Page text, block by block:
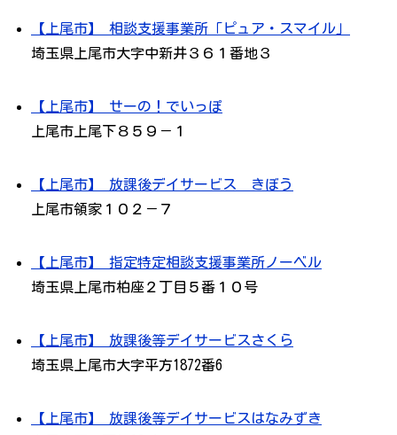
【上尾市】 相談支援事業所「ピュア・スマイル」
埼玉県上尾市大字中新井３６１番地３
【上尾市】 せーの！でいっぽ
上尾市上尾下８５９－１
【上尾市】 放課後デイサービス きぼう
上尾市領家１０２－７
【上尾市】 指定特定相談支援事業所ノーベル
埼玉県上尾市柏座２丁目５番１０号
【上尾市】 放課後等デイサービスさくら
埼玉県上尾市大字平方1872番6
【上尾市】 放課後等デイサービスはなみずき